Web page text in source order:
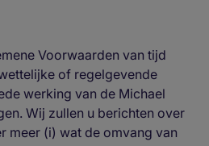
Voorwaarden van tijd
of regelgevende
werking van de Michael
Wij zullen u berichten over
meer (i) wat de omvang van